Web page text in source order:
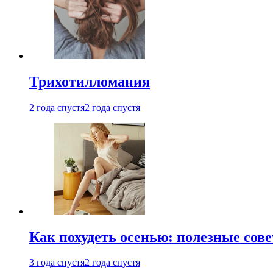
Трихотилломания
2 года спустя2 года спустя
Как похудеть осенью: полезные
3 года спустя2 года спустя